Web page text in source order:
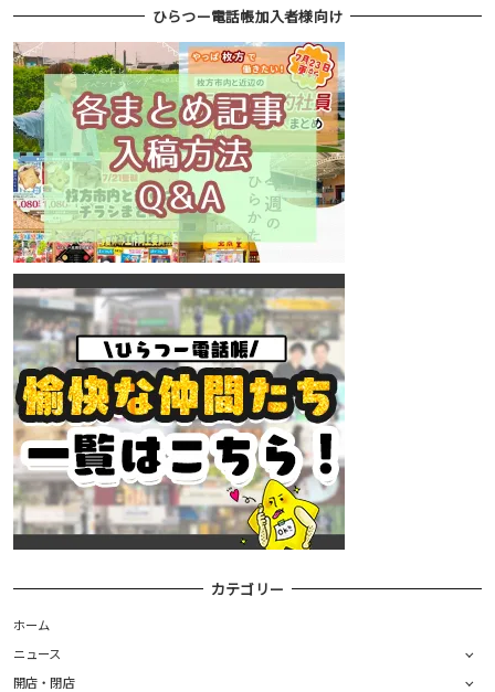
ひらつー電話帳加入者様向け
カテゴリー
ホーム
ニュース
開店・閉店